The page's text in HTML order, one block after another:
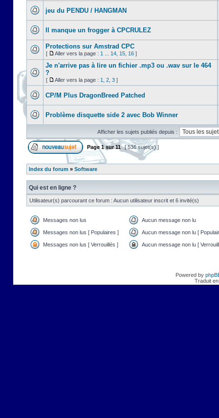
jeu du PENDU / HANGMAN
Il manque un frogger à CPCRULEZ
Protections sur Amstrad CPC
[ Aller vers la page : 1 14 15 16 ]
Je n'arrive pas à lire un fichier .mp3 ou .wav sur le 464
?
[ Aller vers la page : 1 2 3 ]
CP/M Plus DragonBreed Patched
Problème disquette side 2 avec Bob Winner
Afficher les sujets publiés depuis :
Page 1sur11 [ 536 sujet(s) ]
Index du forum » Software
Qui est en ligne ?
Utilisateur(s) parcourant ce forum : Aucun utilisateur inscrit et 6 invité(s)
Messages non lus Aucun message non lu
Messages non lus [ Populaires ] Aucun message non lu [
Messages non lus [ Verrouillés ] Aucun message non lu [
Powered by
Traduit